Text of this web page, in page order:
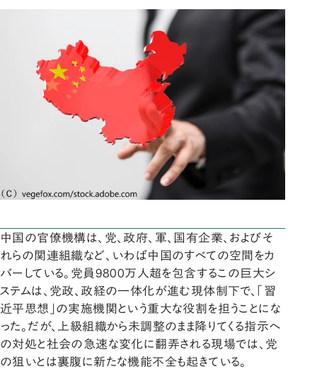
中国の官僚機構は、党、政府、軍、国有企業、およびそ
れらの関連組織など、いわば中国のすべての空間をカ
バーしている。党員9800万人超を包含するこの巨大シ
ステムは、党政、政経の一体化が進む現体制下で、「習
近平思想」の実施機関という重大な役割を担うことにな
った。だが、上級組織から未調整のまま降りてくる指示へ
の対処と社会の急速な変化に翻弄される現場では、党
の狙いとは裏腹に新たな機能不全も起きている。